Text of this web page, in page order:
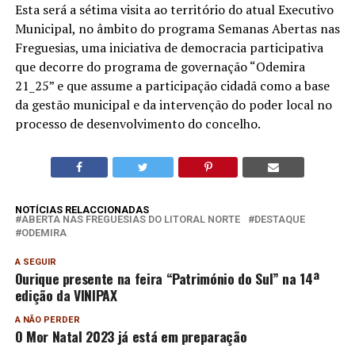
Esta será a sétima visita ao território do atual Executivo
Municipal, no âmbito do programa Semanas Abertas nas
Freguesias, uma iniciativa de democracia participativa
que decorre do programa de governação “Odemira
21_25” e que assume a participação cidadã como a base
da gestão municipal e da intervenção do poder local no
processo de desenvolvimento do concelho.
NOTÍCIAS RELACCIONADAS
ABERTA NAS FREGUESIAS DO LITORAL NORTE
DESTAQUE
ODEMIRA
A SEGUIR
Ourique presente na feira “Património do Sul” na 14ª
edição da VINIPAX
A NÃO PERDER
O Mor Natal 2023 já está em preparação